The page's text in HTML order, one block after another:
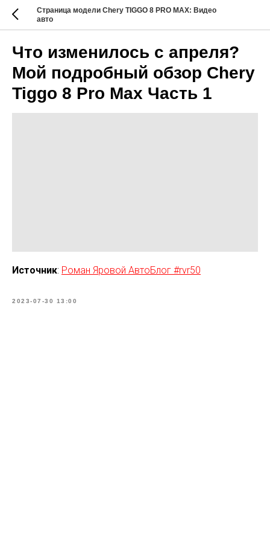
Страница модели Chery TIGGO 8 PRO MAX: Видео
авто
Что изменилось с апреля?
Мой подробный обзор Chery
Tiggo 8 Pro Max Часть 1
Источник: Роман Яровой АвтоБлог #rvr50
2023-07-30 13:00